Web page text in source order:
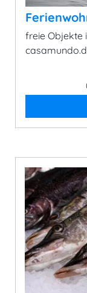
freie Objekte